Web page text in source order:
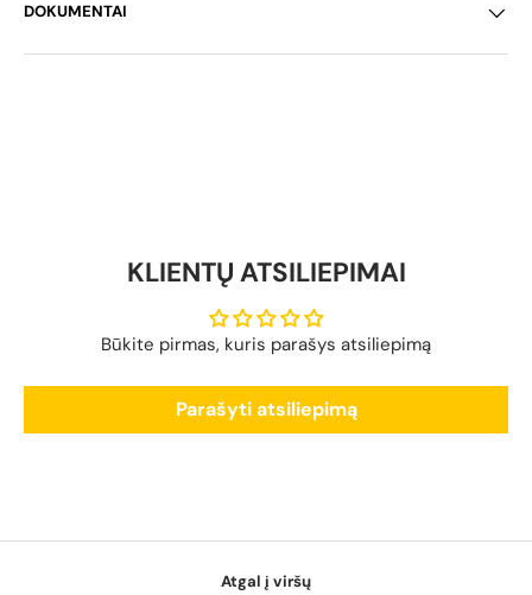
DOKUMENTAI
KLIENTŲ ATSILIEPIMAI
Būkite pirmas, kuris parašys atsiliepimą
Parašyti atsiliepimą
Atgal į viršų